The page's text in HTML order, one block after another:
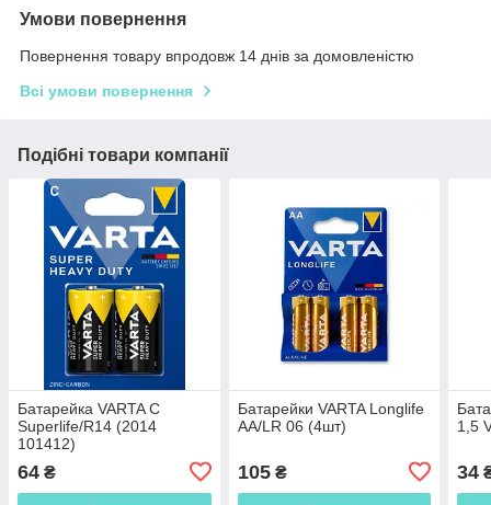
Умови повернення
Повернення товару впродовж 14 днів за домовленістю
Всі умови повернення
Подібні товари компанії
Батарейка VARTA C
Superlife/R14 (2014
101412)
64 ₴
Батарейки VARTA Longlife
AA/LR 06 (4шт)
105₴
1,5
34